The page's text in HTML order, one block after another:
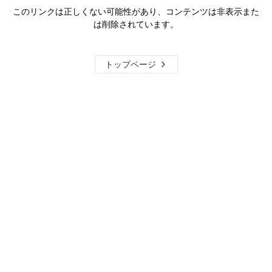
このリンクは正しくない可能性があり、コンテンツは非表示また
は削除されています。
トップページ